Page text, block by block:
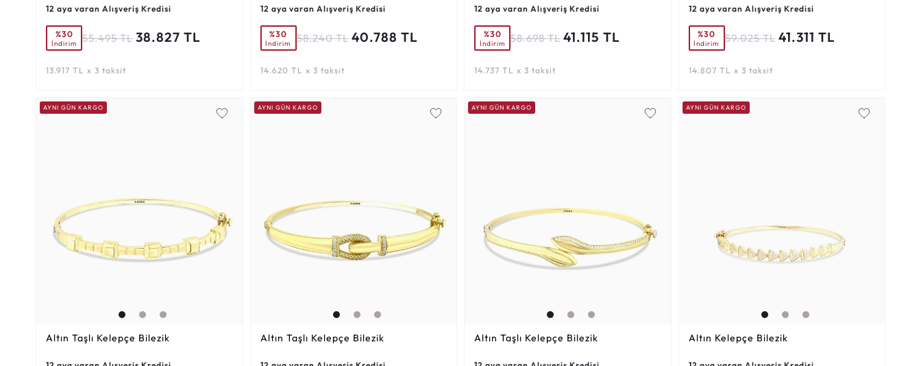
12 aya varan Alışveriş Kredisi
%30
İndirim 55.495 TL 38.827 TL
13.917 TL x 3 taksit
12 aya varan Alışveriş Kredisi
%30
İndirim 58.240 TL 40.788 TL
14.620 TL x 3 taksit
12 aya varan Alışveriş Kredisi
%30
İndirim 58.698 TL 41.115 TL
14.737 TL x 3 taksit
12 aya varan Alışveriş Kredisi
%30
İndirim 59.025 TL 41.311 TL
14.807 TL x 3 taksit
AYNI GÜN KARGO
Altın Taşlı Kelepçe Bilezik
AYNI GÜN KARGO
Altın Taşlı Kelepçe Bilezik
AYNI GÜN KARGO
Altın Taşlı Kelepçe Bilezik
AYNI GÜN KARGO
Altın Kelepçe Bilezik